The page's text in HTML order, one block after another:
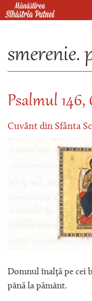
Mergi la conţinutul
smerenie.
Psalmul 146,
Cuvânt din Sfânta
Domnul înalţă pe cei
până la pământ.